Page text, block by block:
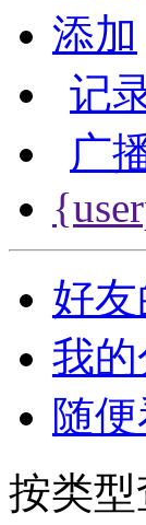
添加
记
广
好
我
随
按类型